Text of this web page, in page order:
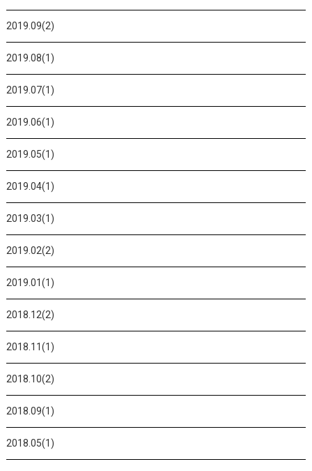
2019.09(2)
2019.08(1)
2019.07(1)
2019.06(1)
2019.05(1)
2019.04(1)
2019.03(1)
2019.02(2)
2019.01(1)
2018.12(2)
2018.11(1)
2018.10(2)
2018.09(1)
2018.05(1)